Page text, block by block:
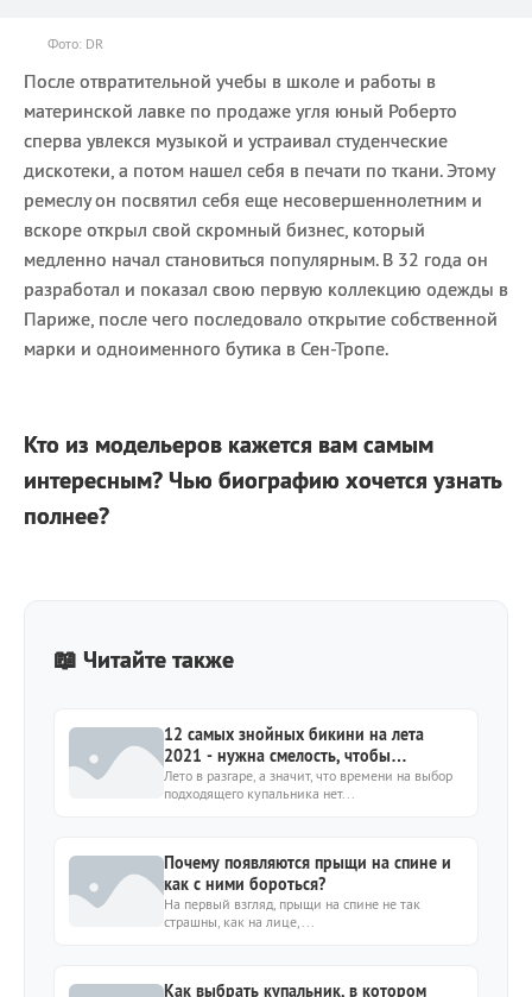
Фото: DR
После отвратительной учебы в школе и работы в
материнской лавке по продаже угля юный Роберто
сперва увлекся музыкой и устраивал студенческие
дискотеки, а потом нашел себя в печати по ткани. Этому
ремеслу он посвятил себя еще несовершеннолетним и
вскоре открыл свой скромный бизнес, который
медленно начал становиться популярным. В 32 года он
разработал и показал свою первую коллекцию одежды в
Париже, после чего последовало открытие собственной
марки и одноименного бутика в Сен-Тропе.
Кто из модельеров кажется вам самым
интересным? Чью биографию хочется узнать
полнее?
📖 Читайте также
12 самых знойных бикини на лета
2021 - нужна смелость, чтобы
повторить за моделями
Лето в разгаре, а значит, что времени на выбор
подходящего купальника нет...
Почему появляются прыщи на спине и
как с ними бороться?
На первый взгляд, прыщи на спине не так
страшны, как на лице,...
Как выбрать купальник, в котором